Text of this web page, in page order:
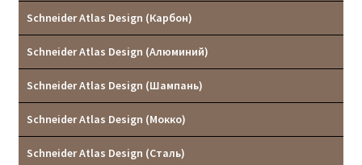
Schneider Atlas Design (Карбон)
Schneider Atlas Design (Алюминий)
Schneider Atlas Design (Шампань)
Schneider Atlas Design (Мокко)
Schneider Atlas Design (Сталь)